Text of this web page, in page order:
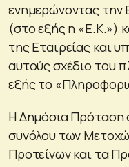
ενημερώνοντας την
(στο εξής η «Ε.Κ.»)
της Εταιρείας και
αυτούς σχέδιο του
εξής το
Η Δημόσια
συνόλου των
Προτείνων και τα